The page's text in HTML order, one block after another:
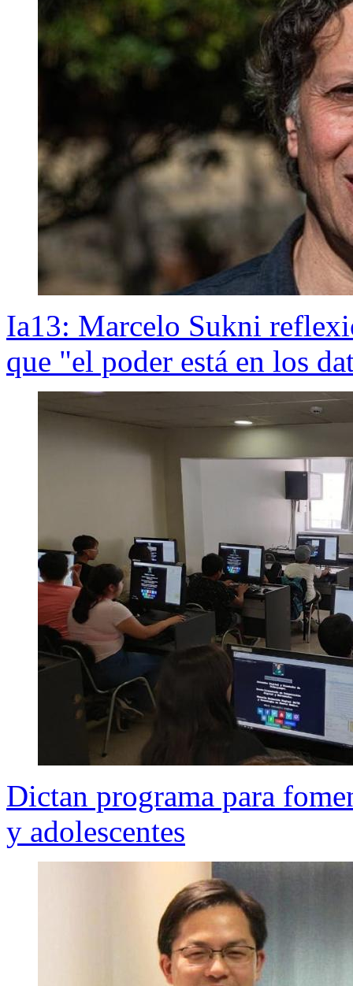
Ia13: Marcelo Sukni
que "el poder está en los
Dictan programa para
y adolescentes